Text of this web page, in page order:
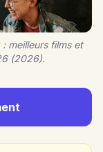
meilleurs films et
(2026).